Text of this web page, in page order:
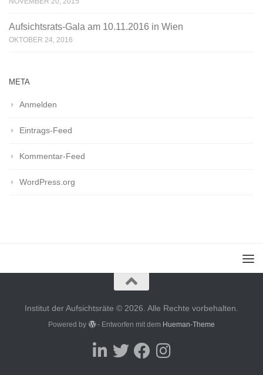
Aufsichtsrats-Gala am 10.11.2016 in Wien
OKTOBER 24, 2016
META
Anmelden
Eintrags-Feed
Kommentar-Feed
WordPress.org
Institut der Aufsichtsräte © 2026. Alle Rechte vorbehalten.
Powered by - Entworfen mit dem Hueman-Theme